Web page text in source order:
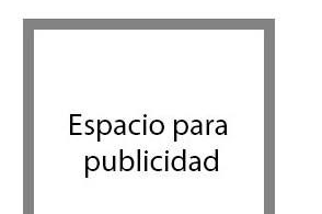
Los abuelos de Herzl son
enterrados de nuevo en